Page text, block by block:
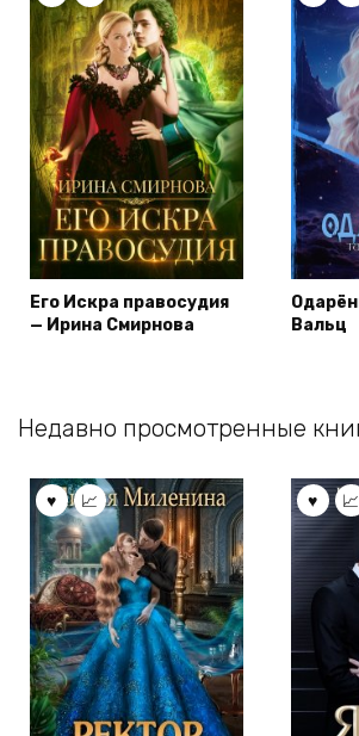
Его Искра правосудия
— Ирина Смирнова
Вальц
Недавно просмотренные